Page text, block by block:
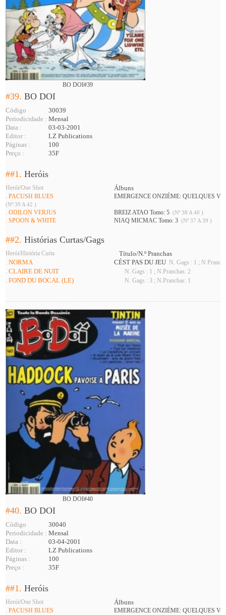
BO DOI#39
#39.BO DOI
Código
30039
Periodicidade : Mensal
Data :
03-03-2001
Editor :
LZ Publications
Páginas :
100
Preço :
35F
##1.Heróis
Herói/One Shot Álbuns
. PACUSH BLUES EMERGENCE ONZIÈME: QUELQUES
(Nº 39 A 42 )
. ODILON VERJUS BREIZ ATAO Tomo: 5 (Nº 38 A 40 )
. SPOON & WHITE NIAQ MICMAC Tomo: 3 (Nº 37 A 39 )
##2.Histórias Curtas/Gags
Herói/História Curta
Título/N.º Pranchas
. NORMA
CÉST PAS DU JEU N. Gags : 1 ;
. CLAIRE DE NUIT N. Gags : 1 ; N.Pranchas: 2
. FOND DU BOCAL (LE) N. Gags : 3 ; N.Pranchas: 1
BO DOI#40
#40.BO DOI
Código
30040
Periodicidade : Mensal
Data :
03-04-2001
Editor :
LZ Publications
Páginas :
100
Preço :
35F
##1.Heróis
Herói/One Shot Álbuns
. PACUSH BLUES EMERGENCE ONZIÈME: QUELQUES